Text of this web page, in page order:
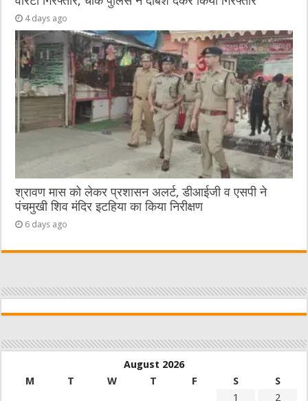
4 days ago
श्रावण मास को लेकर प्रशासन अलर्ट, डीआईजी व एसपी ने
पंचमुखी शिव मंदिर इटहिया का किया निरीक्षण
6 days ago
August 2026
M
T W T F S
S
1
2